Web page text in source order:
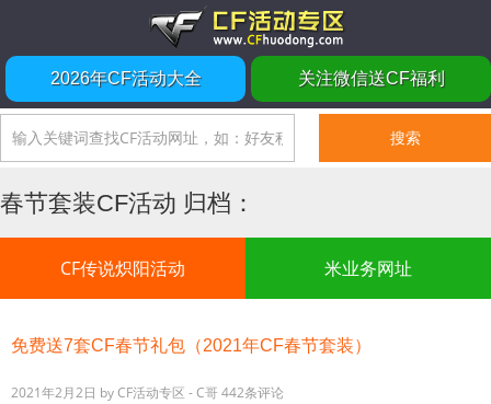
2026年CF活动大全 关注微信送CF福利
春节套装CF活动 归档：
CF传说炽阳活动 米业务网址
免费送7套CF春节礼包（2021年CF春节套装）
2021年2月2日 byCF活动专区 - C哥442条评论